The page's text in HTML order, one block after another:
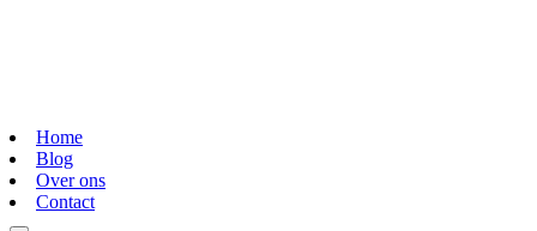
Home
Blog
Over ons
Contact